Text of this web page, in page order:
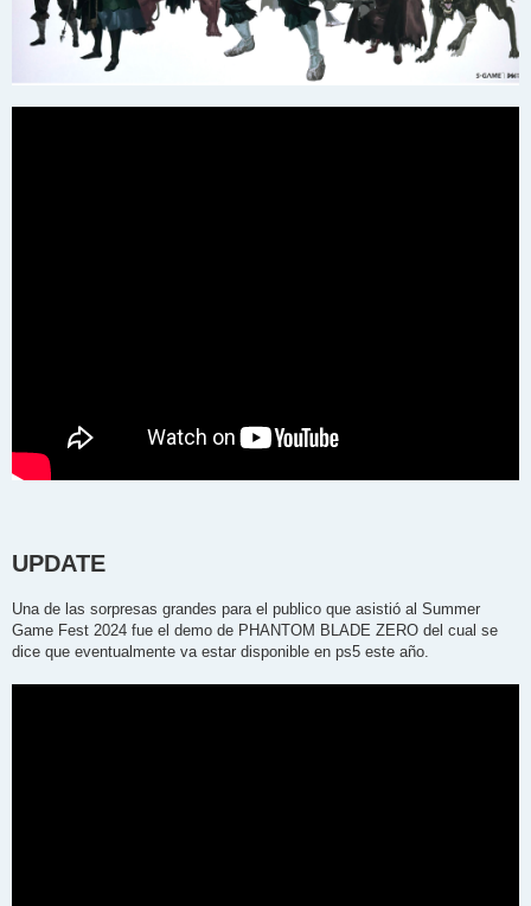
UPDATE
Una de las sorpresas grandes para el publico que asistió al Summer
Game Fest 2024 fue el demo de PHANTOM BLADE ZERO del cual se
dice que eventualmente va estar disponible en ps5 este año.